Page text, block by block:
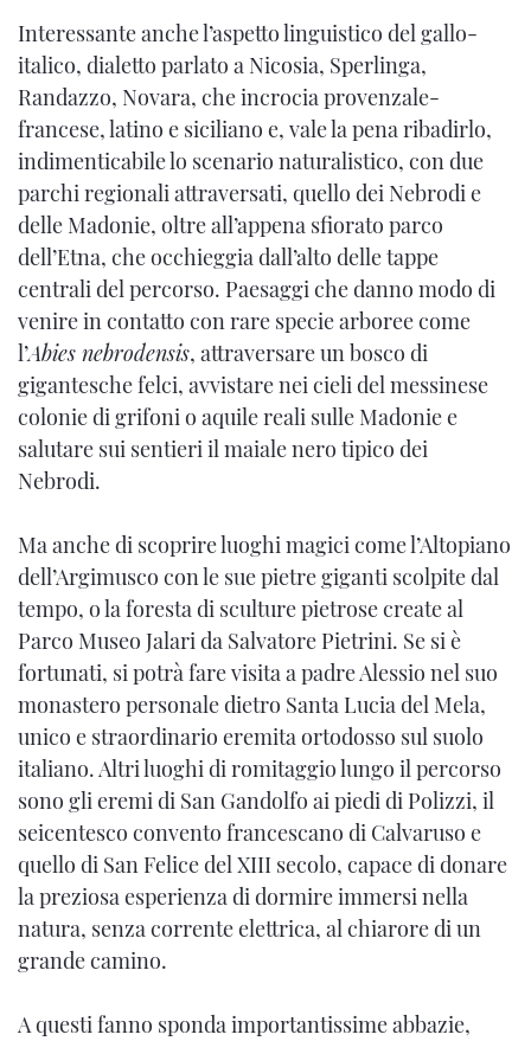
Interessante anche l’aspetto linguistico del gallo-
italico, dialetto parlato a Nicosia, Sperlinga,
Randazzo, Novara, che incrocia provenzale-
francese, latino e siciliano e, vale la pena ribadirlo,
indimenticabile lo scenario naturalistico, con due
parchi regionali attraversati, quello dei Nebrodi e
delle Madonie, oltre all’appena sfiorato parco
dell’Etna, che occhieggia dall’alto delle tappe
centrali del percorso. Paesaggi che danno modo di
venire in contatto con rare specie arboree come
l’Abies nebrodensis, attraversare un bosco di
gigantesche felci, avvistare nei cieli del messinese
colonie di grifoni o aquile reali sulle Madonie e
salutare sui sentieri il maiale nero tipico dei
Nebrodi.
Ma anche di scoprire luoghi magici come l’Altopiano
dell’Argimusco con le sue pietre giganti scolpite dal
tempo, o la foresta di sculture pietrose create al
Parco Museo Jalari da Salvatore Pietrini. Se si è
fortunati, si potrà fare visita a padre Alessio nel suo
monastero personale dietro Santa Lucia del Mela,
unico e straordinario eremita ortodosso sul suolo
italiano. Altri luoghi di romitaggio lungo il percorso
sono gli eremi di San Gandolfo ai piedi di Polizzi, il
seicentesco convento francescano di Calvaruso e
quello di San Felice del XIII secolo, capace di donare
la preziosa esperienza di dormire immersi nella
natura, senza corrente elettrica, al chiarore di un
grande camino.
A questi fanno sponda importantissime abbazie,